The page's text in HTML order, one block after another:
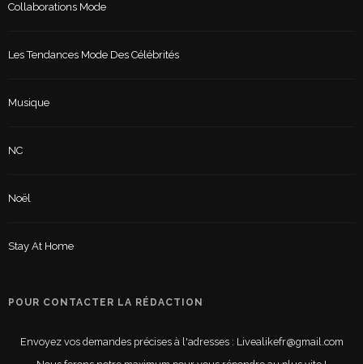
Collaborations Mode
Les Tendances Mode Des Célébrités
Musique
NC
Noël
Stay At Home
POUR CONTACTER LA RÉDACTION
Envoyez vos demandes précises à l'adresses : Livealikefr@gmail.com